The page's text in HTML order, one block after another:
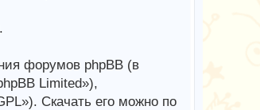
форумов phpBB (в
Limited»),
Скачать его можно по